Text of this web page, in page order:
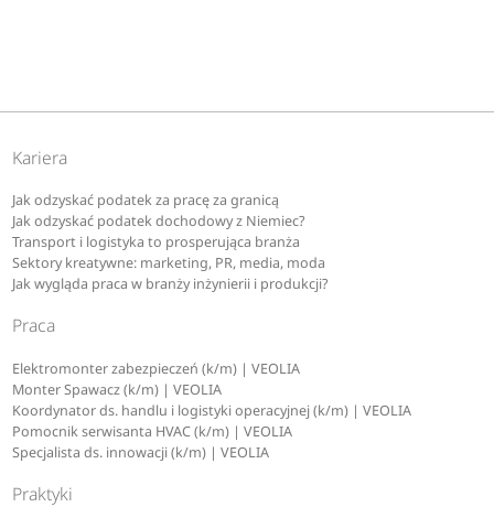
Kariera
Jak odzyskać podatek za pracę za granicą
Jak odzyskać podatek dochodowy z Niemiec?
Transport i logistyka to prosperująca branża
Sektory kreatywne: marketing, PR, media, moda
Jak wygląda praca w branży inżynierii i produkcji?
Praca
Elektromonter zabezpieczeń (k/m) | VEOLIA
Monter Spawacz (k/m) | VEOLIA
Koordynator ds. handlu i logistyki operacyjnej (k/m) | VEOLIA
Pomocnik serwisanta HVAC (k/m) | VEOLIA
Specjalista ds. innowacji (k/m) | VEOLIA
Praktyki